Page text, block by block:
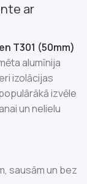
ar
T301 (50mm)
alumīnija
izolācijas
izvēle
un nelielu
sausām un bez